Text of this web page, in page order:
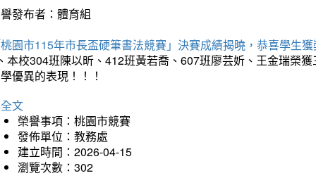
發布者：體育組
園市115年市長盃硬筆書法競賽」決賽成績揭曉，恭喜學生
本校304班陳以昕、412班黃若喬、607班廖芸妡、王金瑞榮
優異的表現！！！
文
榮譽事項：桃園市競賽
發佈單位：教務處
建立時間：2026-04-15
瀏覽次數：302